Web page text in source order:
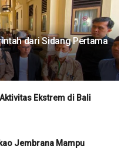
dari Sidang Pertama
Ekstrem di Bali
Jembrana Mampu